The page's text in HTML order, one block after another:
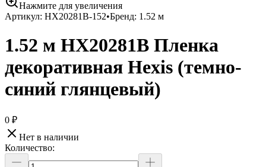
Нажмите для увеличения
Артикул: HX20281B-152•Бренд: 1.52 м
1.52 м HX20281B Пленка
декоративная Hexis (темно-
синий глянцевый)
0 ₽
Нет в наличии
Количество: